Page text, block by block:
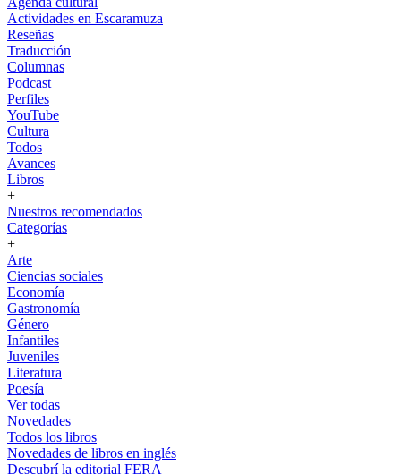
Actividades en Escaramuza
Reseñas
Traducción
Columnas
Podcast
Perfiles
YouTube
Cultura
Todos
Avances
Libros
+
Nuestros recomendados
Categorías
+
Arte
Ciencias sociales
Economía
Gastronomía
Género
Infantiles
Juveniles
Literatura
Poesía
Ver todas
Novedades
Todos los libros
Novedades de libros en inglés
Descubrí la editorial FERA